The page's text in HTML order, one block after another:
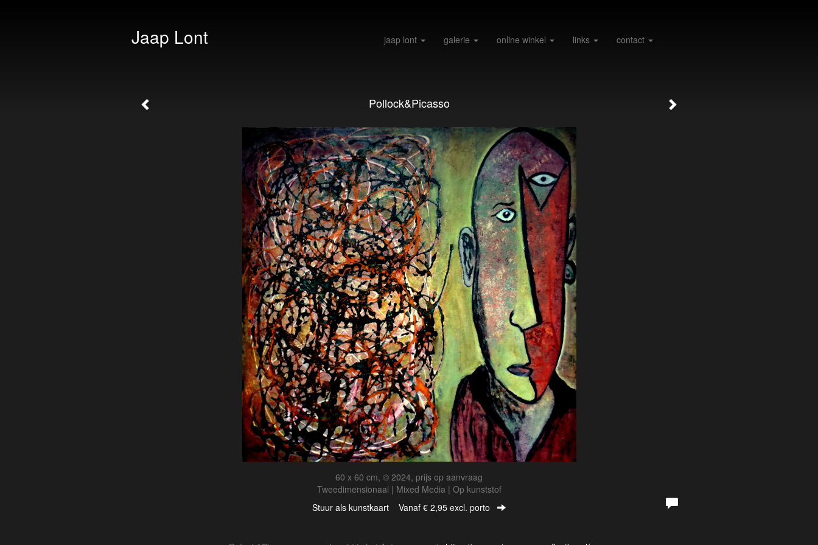
Jaap Lont jaap lont galerie online winkel links contact
Pollock&Picasso
60 x 60 cm, © 2024, prijs op aanvraag
Tweedimensionaal | Mixed Media | Op kunststof
Stuur als kunstkaart Vanaf € 2,95 excl. porto